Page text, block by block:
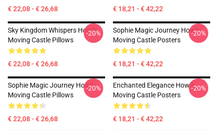
€ 22,08 - € 26,68 € 18,21 - € 42,22
Sky Kingdom Whispers Howl's
Moving Castle Pillows
€ 22,08 - € 26,68
-20%
Sophie Magic Journey Howl's
Moving Castle Posters
€ 18,21 - € 42,22
-20%
Sophie Magic Journey Howl's
Moving Castle Pillows
€ 22,08 - € 26,68
-20%
Enchanted Elegance Howl's
Moving Castle Posters
€ 18,21 - € 42,22
-20%